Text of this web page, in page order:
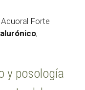
Forte
,
y posología